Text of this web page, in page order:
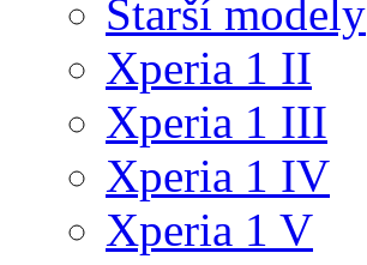
Starší modely
Xperia 1 II
Xperia 1 III
Xperia 1 IV
Xperia 1 V